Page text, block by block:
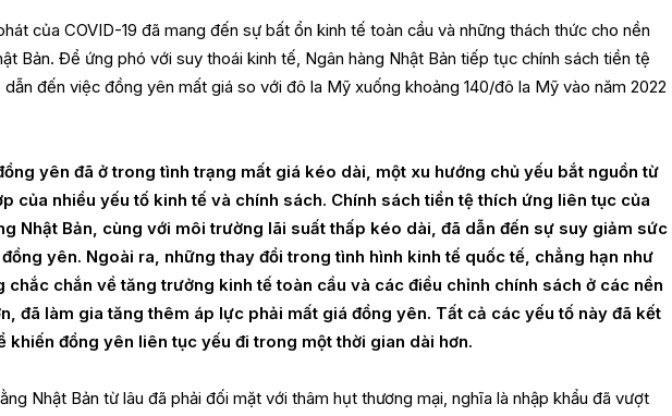
của COVID-19 đã mang đến sự bất ổn kinh tế toàn cầu và những thách thức cho nền
Bản. Để ứng phó với suy thoái kinh tế, Ngân hàng Nhật Bản tiếp tục chính sách tiền tệ
dẫn đến việc đồng yên mất giá so với đô la Mỹ xuống khoảng 140/đô la Mỹ vào năm 2022
yên đã ở trong tình trạng mất giá kéo dài, một xu hướng chủ yếu bắt nguồn từ
của nhiều yếu tố kinh tế và chính sách. Chính sách tiền tệ thích ứng liên tục của
Nhật Bản, cùng với môi trường lãi suất thấp kéo dài, đã dẫn đến sự suy giảm sức
yên. Ngoài ra, những thay đổi trong tình hình kinh tế quốc tế, chẳng hạn như
chắc chắn về tăng trưởng kinh tế toàn cầu và các điều chỉnh chính sách ở các nền
đã làm gia tăng thêm áp lực phải mất giá đồng yên. Tất cả các yếu tố này đã kết
khiến đồng yên liên tục yếu đi trong một thời gian dài hơn.
Nhật Bản từ lâu đã phải đối mặt với thâm hụt thương mại, nghĩa là nhập khẩu đã vượt